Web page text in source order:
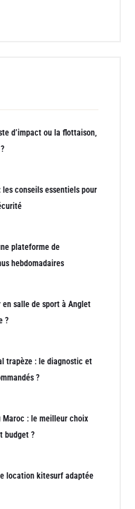
d’impact ou la flottaison,
conseils essentiels pour
plateforme de
hebdomadaires
en salle de sport à Anglet
?
trapèze : le diagnostic et
?
Maroc : le meilleur choix
budget ?
location kitesurf adaptée